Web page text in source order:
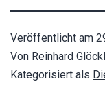
Veröffentlicht am
Von Reinhard
Kategorisiert als